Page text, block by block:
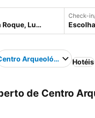
Check-
Arqueolóxico SanHotéis
de Centro